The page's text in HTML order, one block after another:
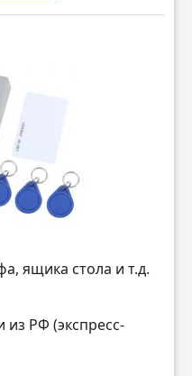
ящика стола и т.д.
из РФ (экспресс-